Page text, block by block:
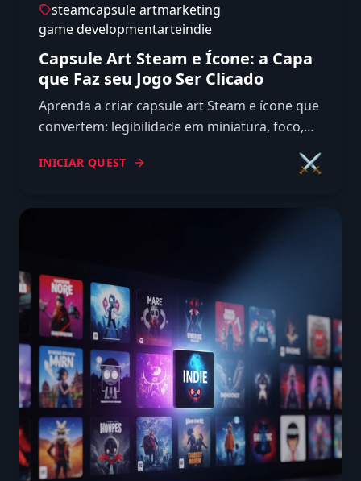
steamcapsule artmarketing
game developmentarteindie
Capsule Art Steam e Ícone: a Capa
que Faz seu Jogo Ser Clicado
Aprenda a criar capsule art Steam e ícone que
convertem: legibilidade em miniatura, foco,
sua página.
INICIAR QUEST ⚔️